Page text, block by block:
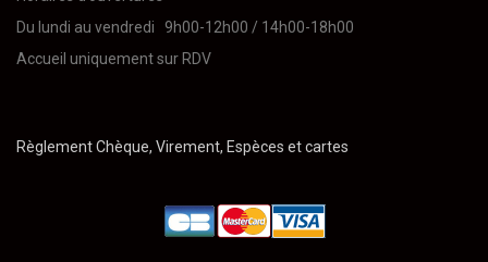
Du lundi au vendredi 9h00-12h00 / 14h00-18h00
Accueil uniquement sur RDV
Règlement Chèque, Virement, Espèces et cartes